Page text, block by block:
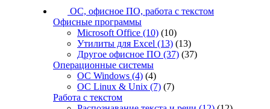
ОС, офисное ПО, работа с текстом
Офисные программы
Microsoft Office (10) (10)
Утилиты для Excel (13) (13)
Другое офисное ПО (37) (37)
Операционные системы
ОС Windows (4) (4)
ОС Linux & Unix (7) (7)
Работа с текстом